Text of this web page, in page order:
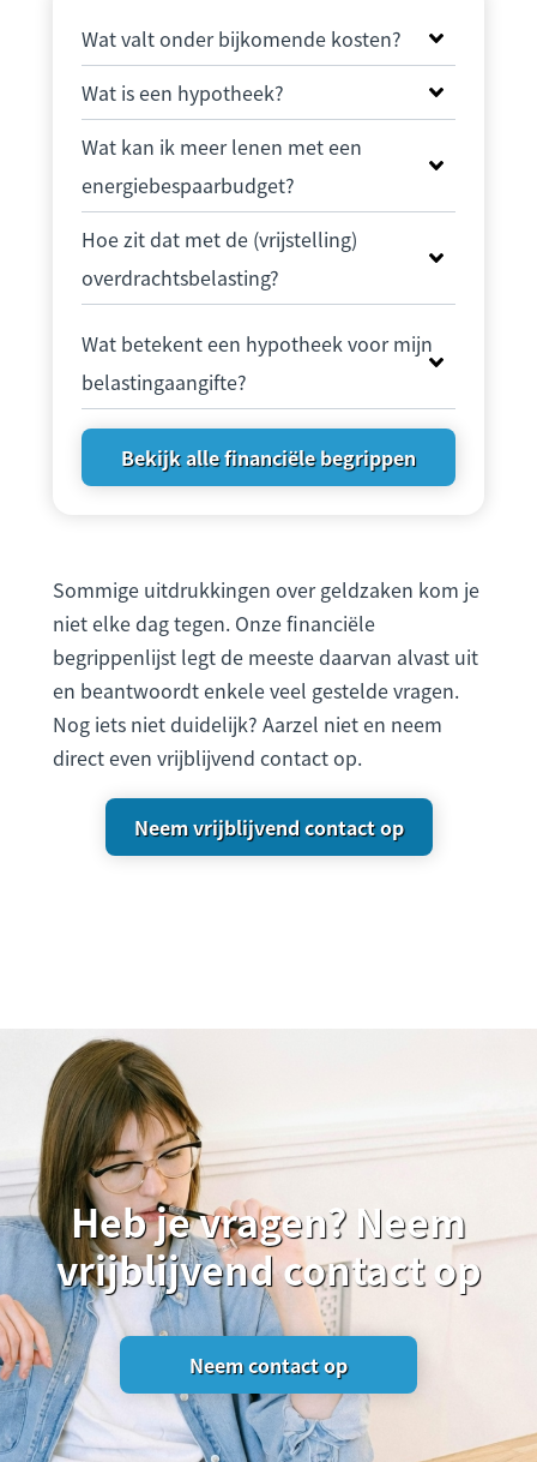
Sommige uitdrukkingen over geldzaken kom je
niet elke dag tegen. Onze financiële
begrippenlijst legt de meeste daarvan alvast uit
en beantwoordt enkele veel gestelde vragen.
Nog iets niet duidelijk? Aarzel niet en neem
direct even vrijblijvend contact op.
Neem vrijblijvend contact op
Wat valt onder bijkomende kosten?
Wat is een hypotheek?
Wat kan ik meer lenen met een
energiebespaarbudget?
Hoe zit dat met de (vrijstelling)
overdrachtsbelasting?
Wat betekent een hypotheek voor mijn
belastingaangifte?
Bekijk alle financiële begrippen
Heb je vragen? Neem
vrijblijvend contact op
Neem contact op